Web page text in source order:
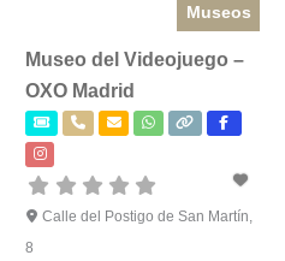
Museos
Museo del Videojuego –
OXO Madrid
Calle del Postigo de San Martín,
8